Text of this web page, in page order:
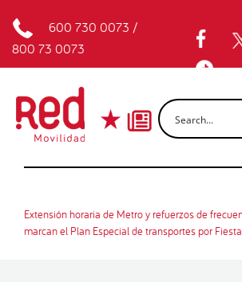
600 730 0073 /
800 73 0073
Extensión horaria de Metro y refuerzos de
marcan el Plan Especial de transportes por